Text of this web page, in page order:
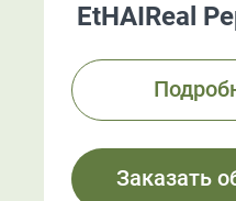
EtHAIReal
Заказать